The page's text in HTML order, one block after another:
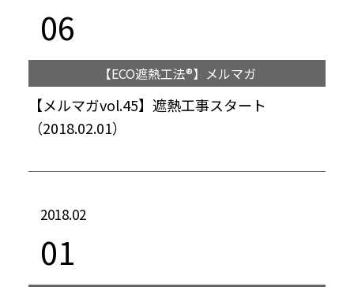
06
【ECO遮熱工法®】メルマガ
【メルマガvol.45】遮熱工事スタート
（2018.02.01）
2018.02
01